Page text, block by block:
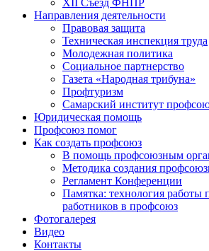
Направления деятельности
Правовая защита
Техническая инспекция труда
Молодежная политика
Социальное партнерство
Газета «Народная трибуна»
Профтуризм
Самарский институт
Юридическая помощь
Профсоюз помог
Как создать профсоюз
В помощь профсоюзным
Методика создания
Регламент Конференции
Памятка: технология работы
работников в профсоюз
Фотогалерея
Видео
Контакты